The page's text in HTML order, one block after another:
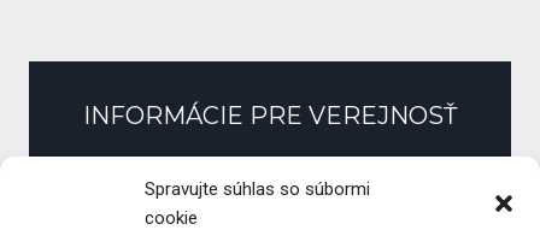
Spravujte súhlas so súbormi
cookie
INFORMÁCIE PRE VEREJNOSŤ
Slobodný prístup k informáciám
Zmluvy, faktúry, objednávky